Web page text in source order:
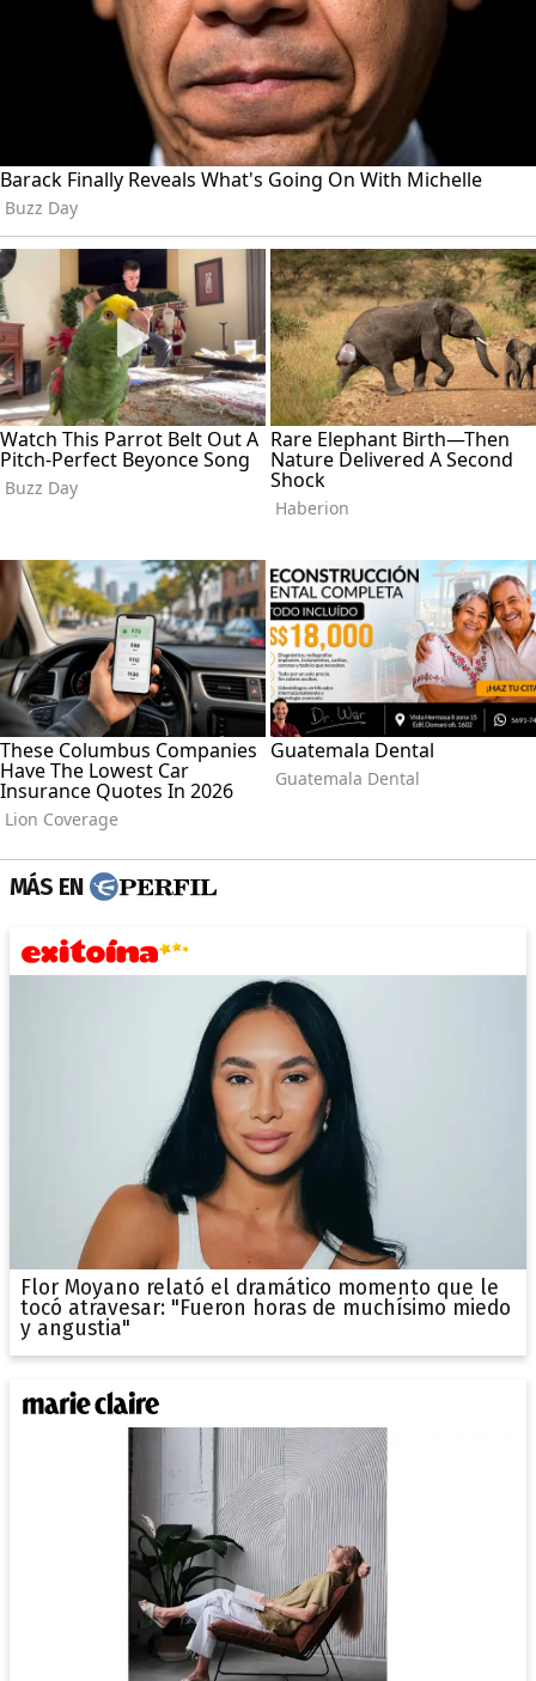
MÁS EN
Flor Moyano relató el dramático momento que le
tocó atravesar: "Fueron horas de muchísimo miedo
y angustia"